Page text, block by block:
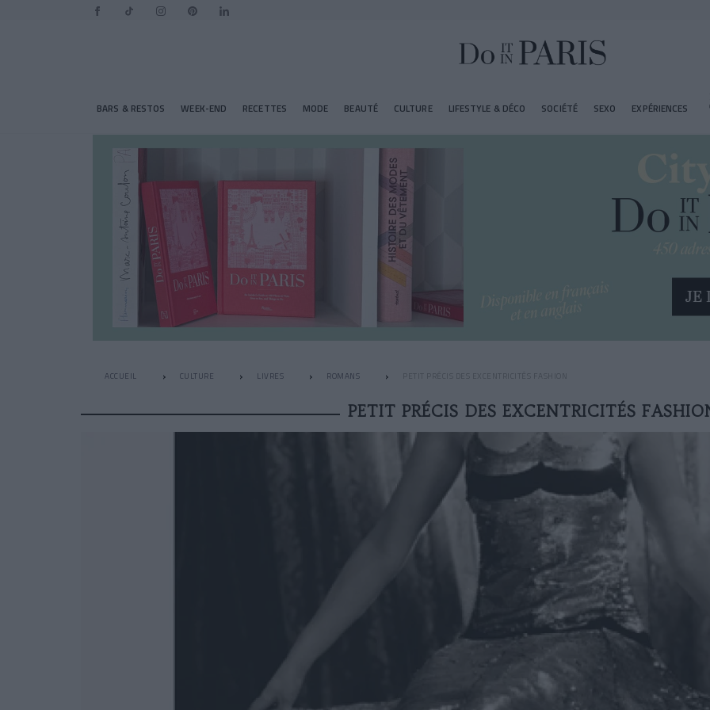
BARS & RESTOS WEEK-END RECETTES MODE BEAUTÉ CULTURE LIFESTYLE & DÉCO SOCIÉTÉ SEXO EXPÉRIENCES
ACCUEIL CULTURE LIVRES ROMANS PETIT PRÉCIS DES EXCENTRICITÉS FASHION
PETIT PRÉCIS DES EXCENTRICITÉS